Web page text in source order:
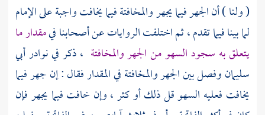
( ولنا ) أن الجهر فيما يجهر والمخافتة فيما يخافت واجبة على الإمام
لما بينا فيما تقدم ، ثم اختلفت الروايات عن أصحابنا فيمقدار ما
يتعلق به سجود السهو من الجهر والمخافتة ، ذكر في نوادرأبي
سليمانوفصل بين الجهر والمخافتة في المقدار فقال : إن جهر فيما
يخافت فعليه السهو قل ذلك أو كثر ، وإن خافت فيما يجهر فإن